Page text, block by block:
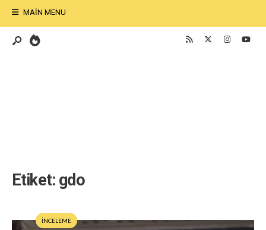
MAIN MENU
Etiket: gdo
İNCELEME